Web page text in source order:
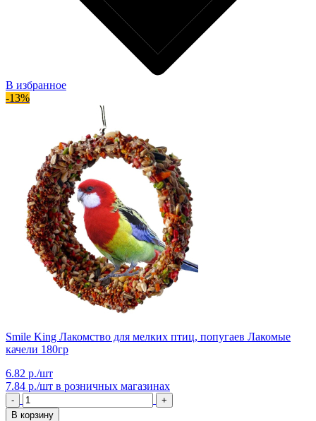
В избранное
-13%
Smile King Лакомство для мелких птиц, попугаев Лакомые
качели 180гр
6.82 р./шт
7.84 р./шт в розничных магазинах
-
+
В корзину